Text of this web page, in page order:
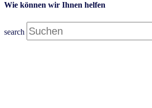
Wie können wir Ihnen helfen
search